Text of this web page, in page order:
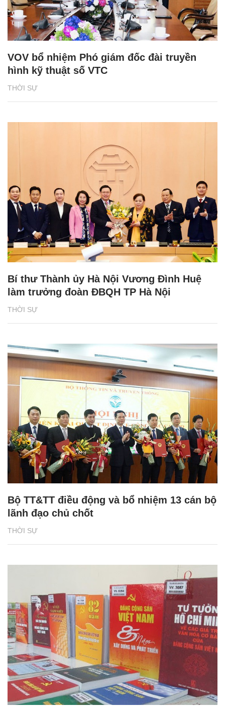
THỜI SỰ
VOV bổ nhiệm Phó giám đốc đài truyền
hình kỹ thuật số VTC
THỜI SỰ
Bí thư Thành ủy Hà Nội Vương Đình Huệ
làm trưởng đoàn ĐBQH TP Hà Nội
THỜI SỰ
Bộ TT&TT điều động và bổ nhiệm 13 cán bộ
lãnh đạo chủ chốt